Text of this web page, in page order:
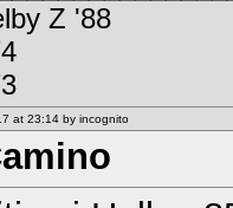
Z '88
at 23:14 by incognito